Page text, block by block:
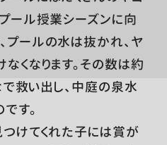
ール授業シーズンに向
プールの水は抜かれ、ヤ
くなります。その数は約
救い出し、中庭の泉水
す。
けてくれた子には賞が